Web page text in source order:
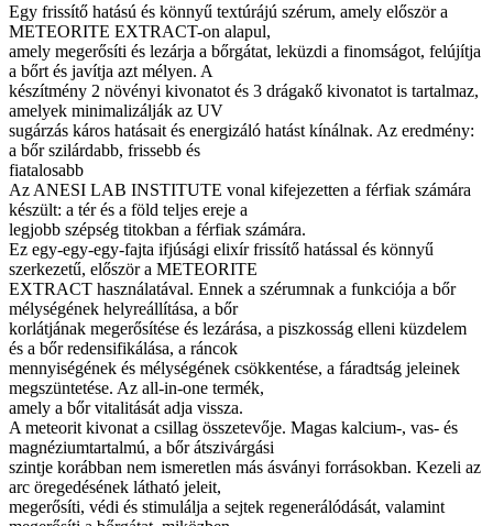
Egy frissítő hatású és könnyű textúrájú szérum, amely először a
METEORITE EXTRACT-on alapul,
amely megerősíti és lezárja a bőrgátat, leküzdi a finomságot, felújítja
a bőrt és javítja azt mélyen. A
készítmény 2 növényi kivonatot és 3 drágakő kivonatot is tartalmaz,
amelyek minimalizálják az UV
sugárzás káros hatásait és energizáló hatást kínálnak. Az eredmény:
a bőr szilárdabb, frissebb és
fiatalosabb
Az ANESI LAB INSTITUTE vonal kifejezetten a férfiak számára
készült: a tér és a föld teljes ereje a
legjobb szépség titokban a férfiak számára.
Ez egy-egy-egy-fajta ifjúsági elixír frissítő hatással és könnyű
szerkezetű, először a METEORITE
EXTRACT használatával. Ennek a szérumnak a funkciója a bőr
mélységének helyreállítása, a bőr
korlátjának megerősítése és lezárása, a piszkosság elleni küzdelem
és a bőr redensifikálása, a ráncok
mennyiségének és mélységének csökkentése, a fáradtság jeleinek
megszüntetése. Az all-in-one termék,
amely a bőr vitalitását adja vissza.
A meteorit kivonat a csillag összetevője. Magas kalcium-, vas- és
magnéziumtartalmú, a bőr átszivárgási
szintje korábban nem ismeretlen más ásványi forrásokban. Kezeli az
arc öregedésének látható jeleit,
megerősíti, védi és stimulálja a sejtek regenerálódását, valamint